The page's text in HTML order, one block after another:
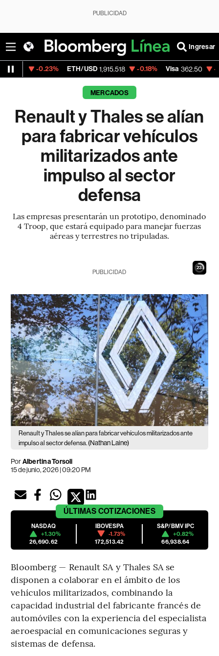
PUBLICIDAD
Ingresar
ETH/USD 1,915.518 -0.18% Visa 362.50 -2.15%
MERCADOS
Renault y Thales se alían
para fabricar vehículos
militarizados ante
impulso al sector
defensa
Las empresas presentarán un prototipo, denominado
4 Troop, que estará equipado para manejar fuerzas
aéreas y terrestres no tripuladas.
22
PUBLICIDAD
Renault y Thales se alían para fabricar vehículos militarizados ante
impulso al sector defensa. (Nathan Laine)
PorAlbertina Torsoli
15 de junio, 2026 | 09:20 PM
ÚLTIMAS COTIZACIONES
NASDAQ
+1.30%
26,690.62
IBOVESPA
-1.73%
172,513.42
S&P/BMV IPC
+0.82%
66,938.64
Bloomberg — Renault SA y Thales SA se
disponen a colaborar en el ámbito de los
vehículos militarizados, combinando la
capacidad industrial del fabricante francés de
automóviles con la experiencia del especialista
aeroespacial en comunicaciones seguras y
sistemas de defensa.